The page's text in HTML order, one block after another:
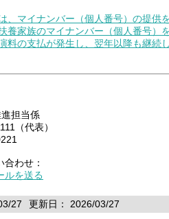
マイナンバー（個人番号）の提供
家族のマイナンバー（個人番号）
の支払が発生し、翌年以降も継続
担当係
（代表）
合わせ：
ルを送る
27 更新日： 2026/03/27